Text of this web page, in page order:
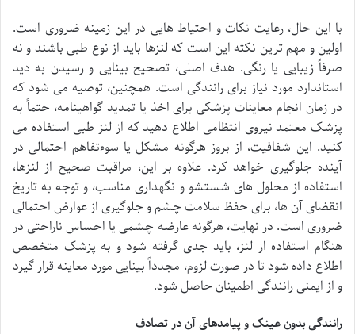
با این حال، رعایت نکات و احتیاط هایی در این زمینه ضروری است.
اولین و مهم ترین نکته این است که لنزها باید از نوع طبی باشند و نه
صرفاً زیبایی یا رنگی. هدف اصلی، تصحیح بینایی و رسیدن به دید
استاندارد مورد نیاز برای رانندگی است. همچنین، توصیه می شود که
در زمان انجام معاینات پزشکی برای اخذ یا تمدید گواهینامه، حتماً به
پزشک معتمد نیروی انتظامی اطلاع دهید که از لنز طبی استفاده می
کنید. این شفافیت، از بروز هرگونه مشکل یا سوءتفاهم احتمالی در
آینده جلوگیری خواهد کرد. علاوه بر این، مراقبت صحیح از لنزها،
استفاده از محلول های شستشو و نگهداری مناسب، و توجه به تاریخ
انقضای آن ها، برای حفظ سلامت چشم و جلوگیری از عوارض احتمالی
ضروری است. در نهایت، هرگونه عارضه چشمی یا احساس ناراحتی در
هنگام استفاده از لنز، باید جدی گرفته شود و به پزشک متخصص
اطلاع داده شود تا در صورت لزوم، مجدداً بینایی مورد معاینه قرار گیرد
و از ایمنی رانندگی اطمینان حاصل شود.
رانندگی بدون عینک و پیامدهای آن در تصادف